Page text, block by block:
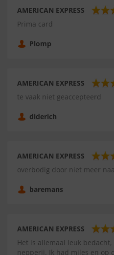
AMERICAN EXPRESS
Prima card
Plomp
AMERICAN EXPRESS
te vaak niet geaccepteerd
diderich
AMERICAN EXPRESS
overbodig door niet meer
baremans
AMERICAN EXPRESS
Het is allemaal leuk
nepperij. Ik had miles en op